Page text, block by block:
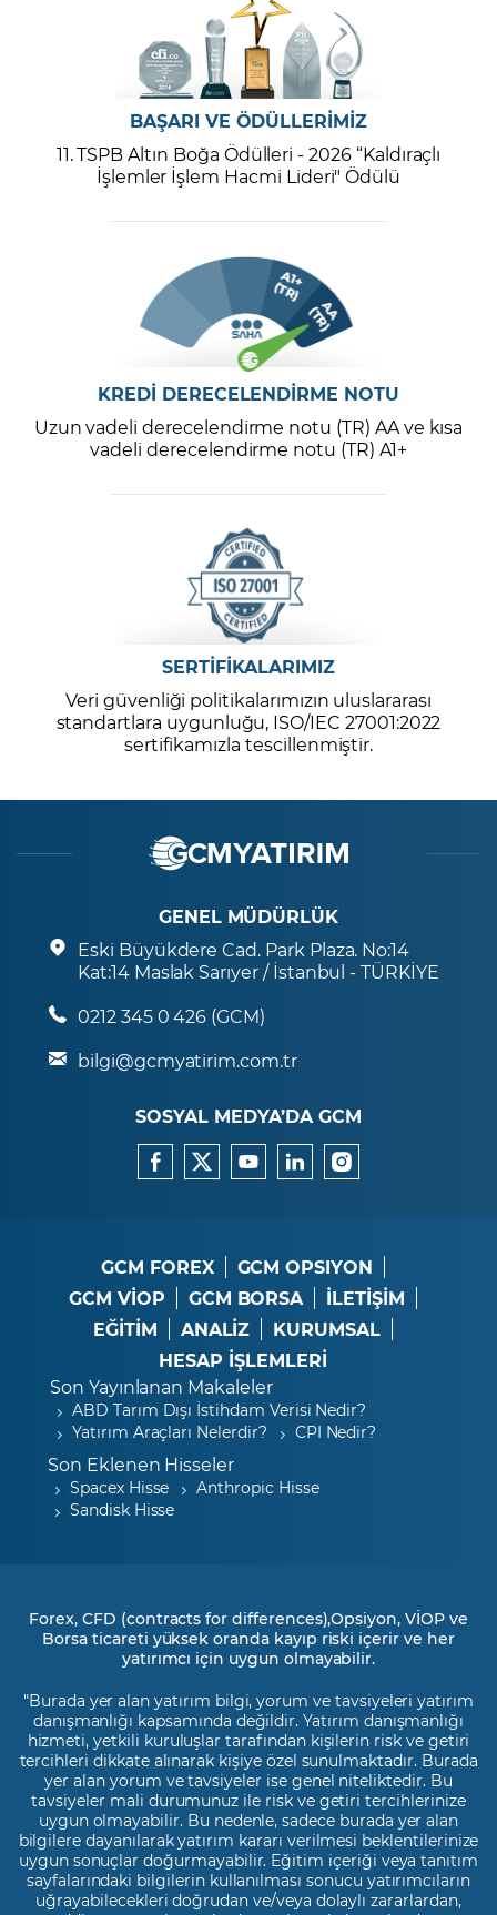
BAŞARI VE ÖDÜLLERİMİZ
11. TSPB Altın Boğa Ödülleri - 2026 “Kaldıraçlı
İşlemler İşlem Hacmi Lideri" Ödülü
KREDİ DERECELENDİRME NOTU
Uzun vadeli derecelendirme notu (TR) AA ve kısa
vadeli derecelendirme notu (TR) A1+
SERTİFİKALARIMIZ
Veri güvenliği politikalarımızın uluslararası
standartlara uygunluğu, ISO/IEC 27001:2022
sertifikamızla tescillenmiştir.
GENEL MÜDÜRLÜK
Eski Büyükdere Cad. Park Plaza. No:14
Kat:14 Maslak Sarıyer / İstanbul - TÜRKİYE
0212 345 0 426 (GCM)
bilgi@gcmyatirim.com.tr
SOSYAL MEDYA’DA GCM
GCM FOREX
GCM OPSIYON
GCM VİOP
GCM BORSA
İLETİŞİM
EĞİTİM
ANALİZ
KURUMSAL
HESAP İŞLEMLERİ
Son Yayınlanan Makaleler
ABD Tarım Dışı İstihdam Verisi Nedir?
Yatırım Araçları Nelerdir?
CPI Nedir?
Son Eklenen Hisseler
Spacex Hisse
Anthropic Hisse
Sandisk Hisse
Forex, CFD (contracts for differences),Opsiyon, VİOP ve
Borsa ticareti yüksek oranda kayıp riski içerir ve her
yatırımcı için uygun olmayabilir.
"Burada yer alan yatırım bilgi, yorum ve tavsiyeleri yatırım
danışmanlığı kapsamında değildir. Yatırım danışmanlığı
hizmeti, yetkili kuruluşlar tarafından kişilerin risk ve getiri
tercihleri dikkate alınarak kişiye özel sunulmaktadır. Burada
yer alan yorum ve tavsiyeler ise genel niteliktedir. Bu
tavsiyeler mali durumunuz ile risk ve getiri tercihlerinize
uygun olmayabilir. Bu nedenle, sadece burada yer alan
bilgilere dayanılarak yatırım kararı verilmesi beklentilerinize
uygun sonuçlar doğurmayabilir. Eğitim içeriği veya tanıtım
sayfalarındaki bilgilerin kullanılması sonucu yatırımcıların
uğrayabilecekleri doğrudan ve/veya dolaylı zararlardan,